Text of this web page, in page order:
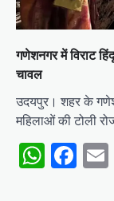
गणेशनगर में विराट
चावल
उदयपुर। शहर के
महिलाओं की टोली